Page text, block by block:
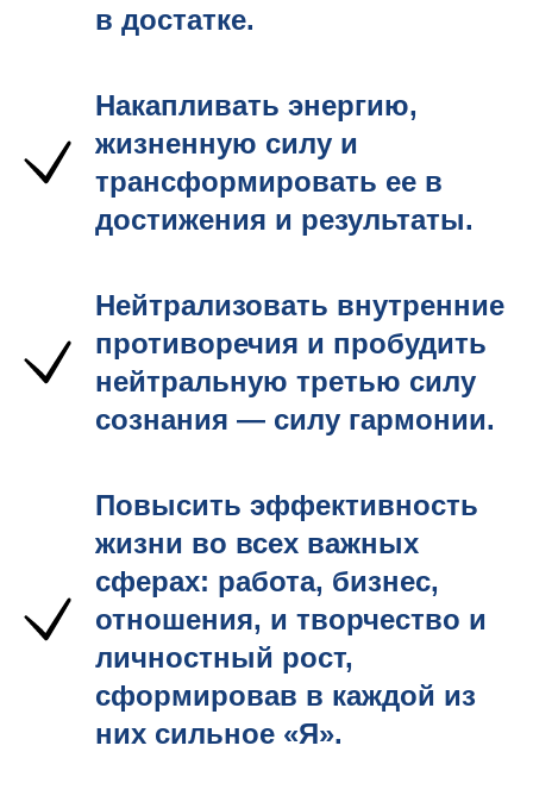
в достатке.
Накапливать энергию,
жизненную силу и
трансформировать ее в
достижения и результаты.
Нейтрализовать внутренние
противоречия и пробудить
нейтральную третью силу
сознания — силу гармонии.
Повысить эффективность
жизни во всех важных
сферах: работа, бизнес,
отношения, и творчество и
личностный рост,
сформировав в каждой из
них сильное «Я».